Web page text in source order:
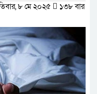
৮ মে ২০২৫
১৩৮ বার